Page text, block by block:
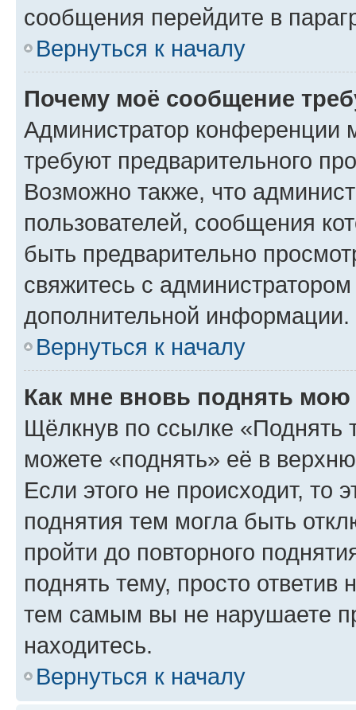
сообщения перейдите в
Вернуться к началу
Почему моё сообщение
Администратор конференции
требуют предварительного
Возможно также, что
пользователей, сообщения
быть предварительно
свяжитесь с
дополнительной информации.
Вернуться к началу
Как мне вновь поднять мою
Щёлкнув по ссылке «Поднять
можете «поднять» её в
Если этого не происходит, то
поднятия тем могла быть
пройти до повторного
поднять тему, просто ответив
тем самым вы не нарушаете
находитесь.
Вернуться к началу